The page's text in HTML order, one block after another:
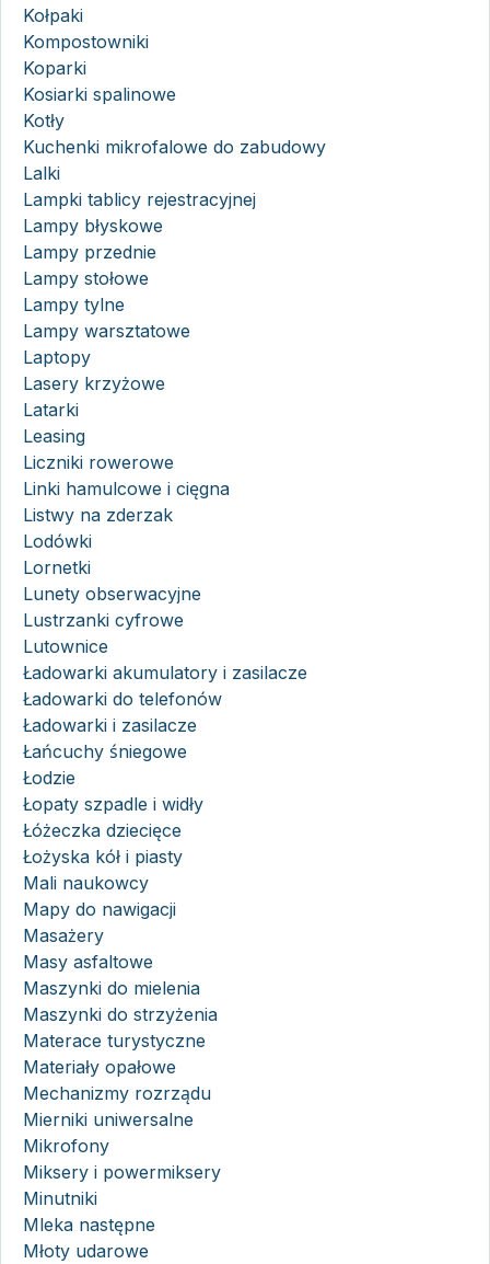
Kołpaki
Kompostowniki
Koparki
Kosiarki spalinowe
Kotły
Kuchenki mikrofalowe do zabudowy
Lalki
Lampki tablicy rejestracyjnej
Lampy błyskowe
Lampy przednie
Lampy stołowe
Lampy tylne
Lampy warsztatowe
Laptopy
Lasery krzyżowe
Latarki
Leasing
Liczniki rowerowe
Linki hamulcowe i cięgna
Listwy na zderzak
Lodówki
Lornetki
Lunety obserwacyjne
Lustrzanki cyfrowe
Lutownice
Ładowarki akumulatory i zasilacze
Ładowarki do telefonów
Ładowarki i zasilacze
Łańcuchy śniegowe
Łodzie
Łopaty szpadle i widły
Łóżeczka dziecięce
Łożyska kół i piasty
Mali naukowcy
Mapy do nawigacji
Masażery
Masy asfaltowe
Maszynki do mielenia
Maszynki do strzyżenia
Materace turystyczne
Materiały opałowe
Mechanizmy rozrządu
Mierniki uniwersalne
Mikrofony
Miksery i powermiksery
Minutniki
Mleka następne
Młoty udarowe